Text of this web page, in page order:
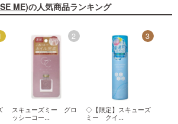
ME)の人気商品ランキング
2
スキューズミー グロ
ッシーコー...
3
◇【限定】スキューズ
ミー クイ...